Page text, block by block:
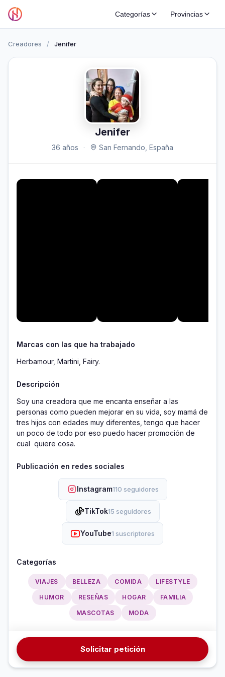
Categorías Provincias
Creadores / Jenifer
Jenifer
36 años · San Fernando, España
Marcas con las que ha trabajado
Herbamour, Martini, Fairy.
Descripción
Soy una creadora que me encanta enseñar a las
personas como pueden mejorar en su vida, soy mamá de
tres hijos con edades muy diferentes, tengo que hacer
un poco de todo por eso puedo hacer promoción de
cual  quiere cosa.
Publicación en redes sociales
Instagram110 seguidores
TikTok15 seguidores
YouTube1 suscriptores
Categorías
VIAJES BELLEZA COMIDA LIFESTYLE
HUMOR RESEÑAS HOGAR FAMILIA
MASCOTAS MODA
Solicitar petición